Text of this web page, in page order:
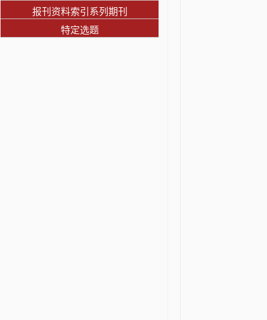
报刊资料索引系列期刊
特定选题